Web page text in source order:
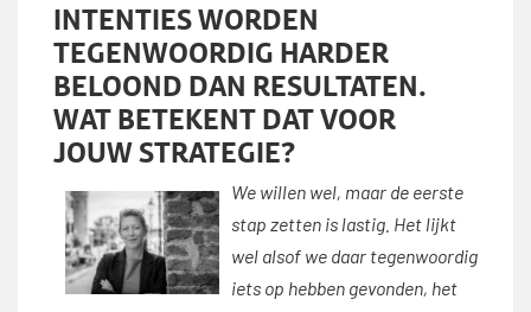
INTENTIES WORDEN
TEGENWOORDIG HARDER
BELOOND DAN RESULTATEN.
WAT BETEKENT DAT VOOR
JOUW STRATEGIE?
We willen wel, maar de eerste
stap zetten is lastig. Het lijkt
wel alsof we daar tegenwoordig
iets op hebben gevonden, het